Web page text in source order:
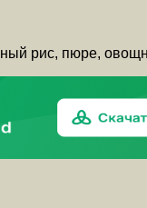
рис, пюре,